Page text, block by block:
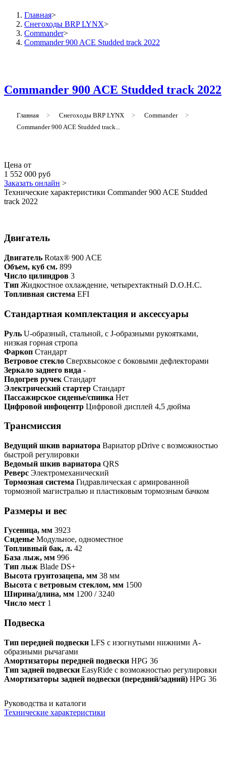
Главная>
Снегоходы BRP LYNX>
Commander>
Commander 900 ACE Studded track 2022
Commander 900 ACE Studded track 2022
Главная > Снегоходы BRP LYNX > Commander
>
Commander 900 ACE Studded track...
Цена от
1 552 000 руб
Заказать онлайн >
Технические характеристики Commander 900 ACE Studded
track 2022
Двигатель
Двигатель Rotax® 900 ACE
Объем, куб см. 899
Число цилиндров 3
Тип Жидкостное охлаждение, четырехтактный D.O.H.C.
Топливная система EFI
Стандартная комплектация и аксессуары
Руль U-образный, стальной, с J-образными рукоятками,
низкая горная стропа
Фаркоп Стандарт
Ветровое стекло Сверхвысокое с боковыми дефлекторами
Зеркало заднего вида -
Подогрев ручек Стандарт
Электрический стартер Стандарт
Пассажирское сиденье/спинка Нет
Цифровой инфоцентр Цифровой дисплей 4,5 дюйма
Транcмиссия
Ведущий шкив вариатора Вариатор pDrive с возможностью
быстрой регулировки
Ведомый шкив вариатора QRS
Реверс Электромеханический
Тормозная система Гидравлическая с армированной
тормозной магистралью и пластиковым тормозным бачком
Размеры и вес
Гусеница, мм 3923
Сиденье Модульное, одноместное
Топливный бак, л. 42
База лыж, мм 996
Тип лыж Blade DS+
Высота грунтозацепа, мм 38 мм
Высота с ветровым стеклом, мм 1500
Ширина/длина, мм 1200 / 3240
Число мест 1
Подвеска
Тип передней подвески LFS с изогнутыми нижними А-
образными рычагами
Амортизаторы передней подвески HPG 36
Тип задней подвески EasyRide с возможностью регулировки
Амортизаторы задней подвески (передний/задний) HPG 36
Руководства и каталоги
Технические характеристики